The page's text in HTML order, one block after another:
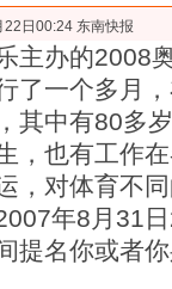
日00:24 东南快报
办的2008
了一个多月
其中有80多
，也有工作
，对体育不
年8月31
提名你或者